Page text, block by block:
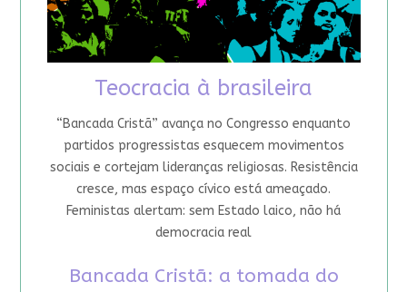
Teocracia à brasileira
“Bancada Cristã” avança no Congresso enquanto
partidos progressistas esquecem movimentos
sociais e cortejam lideranças religiosas. Resistência
cresce, mas espaço cívico está ameaçado.
Feministas alertam: sem Estado laico, não há
democracia real
Bancada Cristã: a tomada do